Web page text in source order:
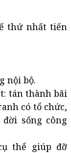
thứ nhất tiến
nội bộ.
tán thành bãi
có tổ chức,
sống công
thể giúp đỡ